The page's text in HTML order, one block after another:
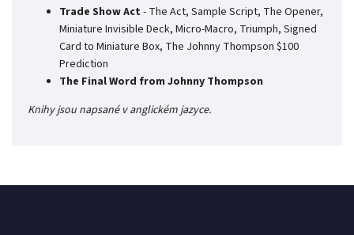
Trade Show Act- The Act, Sample Script, The Opener,
Miniature Invisible Deck, Micro-Macro, Triumph, Signed
Card to Miniature Box, The Johnny Thompson $100
Prediction
The Final Word from Johnny Thompson
Knihy jsou napsané v anglickém jazyce.